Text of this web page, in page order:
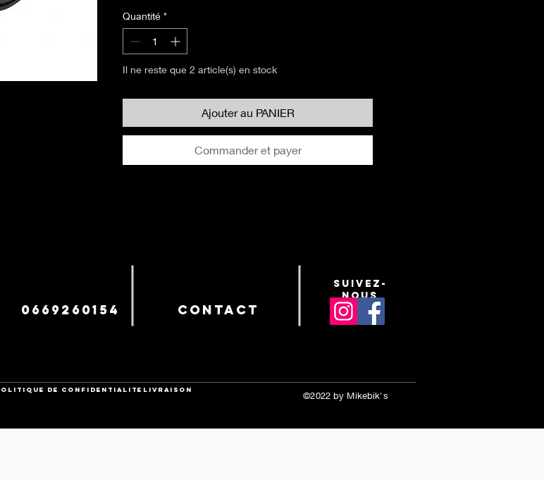
Quantité *
Il ne reste que 2 article(s) en stock
Ajouter au PANIER
Commander et payer
contact
suivez-
nous
0669260154
Livraison
DE CONFIDENTIALITE
©2022 by Mikebik's